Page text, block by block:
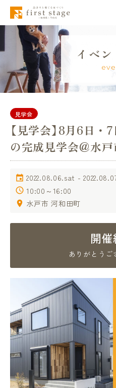
イベ
見学会
【見学会】8月6日・
の完成見学会＠水戸
2022.08.06.sat -
10:00～16:00
水戸市 河和田町
開
ありがとうご